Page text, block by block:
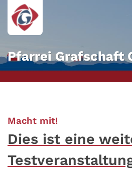
Zum Inhalt springen
Pfarrei Grafschaft
Macht mit!:
Dies ist eine